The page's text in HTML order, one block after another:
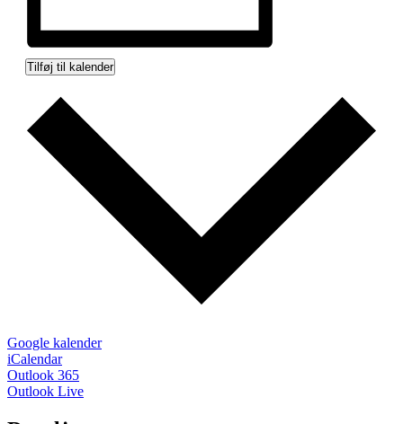
Tilføj til kalender
Google kalender
iCalendar
Outlook 365
Outlook Live